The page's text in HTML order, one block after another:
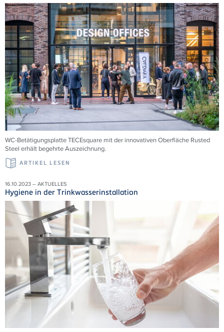
WC-Betätigungsplatte TECEsquare mit der innovativen Oberfläche Rusted
Steel erhält begehrte Auszeichnung.
ARTIKEL LESEN
16.10.2023 – AKTUELLES
Hygiene in der Trinkwasserinstallation